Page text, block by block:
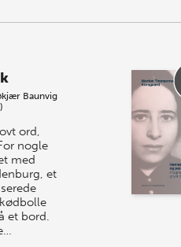
Baunvig
ord,
nogle
med
et
et bord.